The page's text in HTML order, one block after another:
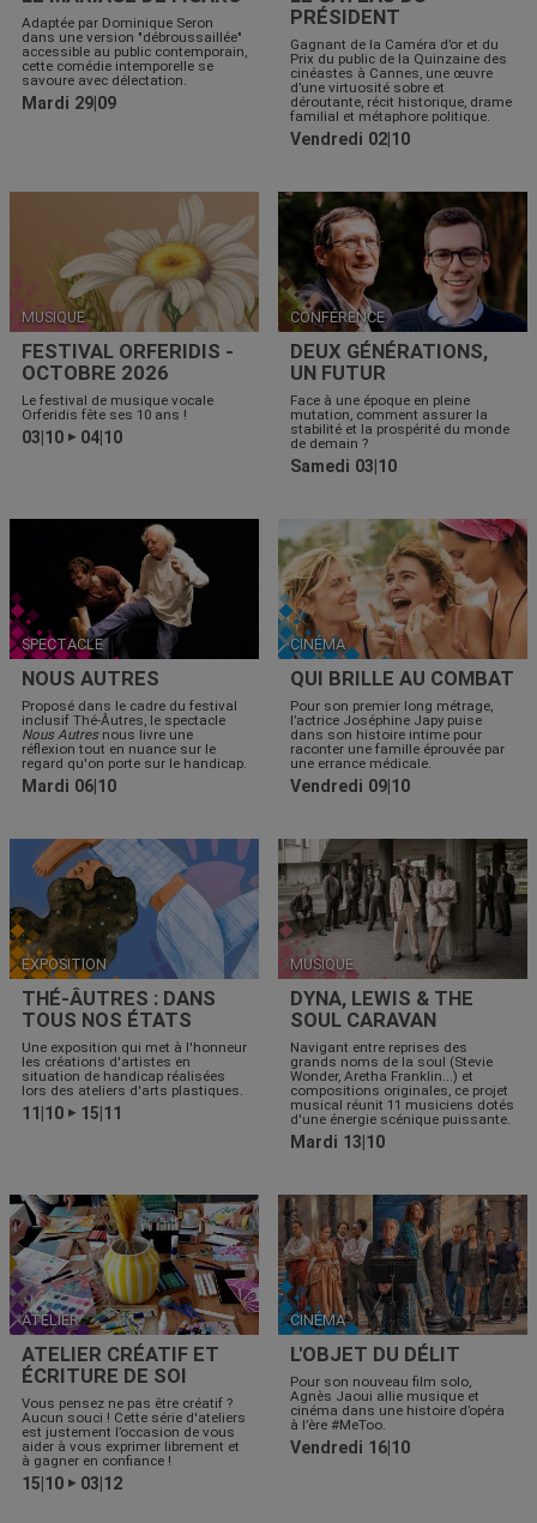
Adaptée par Dominique Seron
dans une version "débroussaillée"
accessible au public contemporain,
cette comédie intemporelle se
savoure avec délectation.
Mardi 29|09
PRÉSIDENT
Gagnant de la Caméra d’or et du
Prix du public de la Quinzaine des
cinéastes à Cannes, une œuvre
d’une virtuosité sobre et
déroutante, récit historique, drame
familial et métaphore politique.
Vendredi 02|10
MUSIQUE
FESTIVAL ORFERIDIS -
OCTOBRE 2026
Le festival de musique vocale
Orferidis fête ses 10 ans !
03|10 ▶ 04|10
CONFÉRENCE
DEUX GÉNÉRATIONS,
UN FUTUR
Face à une époque en pleine
mutation, comment assurer la
stabilité et la prospérité du monde
de demain ?
Samedi 03|10
SPECTACLE
NOUS AUTRES
Proposé dans le cadre du festival
inclusif Thé-Âutres, le spectacle
Nous Autresnous livre une
réflexion tout en nuance sur le
regard qu'on porte sur le handicap.
Mardi 06|10
CINÉMA
QUI BRILLE AU COMBAT
Pour son premier long métrage,
l’actrice Joséphine Japy puise
dans son histoire intime pour
raconter une famille éprouvée par
une errance médicale.
Vendredi 09|10
EXPOSITION
THÉ-ÂUTRES : DANS
TOUS NOS ÉTATS
Une exposition qui met à l'honneur
les créations d'artistes en
situation de handicap réalisées
lors des ateliers d'arts plastiques.
11|10 ▶ 15|11
MUSIQUE
DYNA, LEWIS & THE
SOUL CARAVAN
Navigant entre reprises des
grands noms de la soul (Stevie
Wonder, Aretha Franklin...) et
compositions originales, ce projet
musical réunit 11 musiciens dotés
d'une énergie scénique puissante.
Mardi 13|10
ATELIER
ATELIER CRÉATIF ET
ÉCRITURE DE SOI
Vous pensez ne pas être créatif ?
Aucun souci ! Cette série d'ateliers
est justement l’occasion de vous
aider à vous exprimer librement et
à gagner en confiance !
15|10 ▶ 03|12
CINÉMA
L'OBJET DU DÉLIT
Pour son nouveau film solo,
Agnès Jaoui allie musique et
cinéma dans une histoire d’opéra
à l’ère #MeToo.
Vendredi 16|10